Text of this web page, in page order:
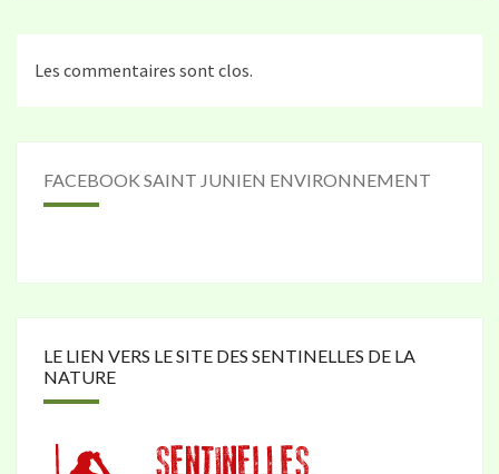
Les commentaires sont clos.
FACEBOOK SAINT JUNIEN ENVIRONNEMENT
LE LIEN VERS LE SITE DES SENTINELLES DE LA
NATURE